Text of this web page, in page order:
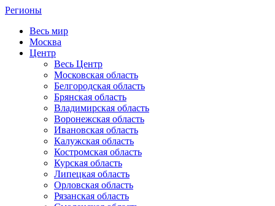
Регионы
Весь мир
Москва
Центр
Весь Центр
Московская область
Белгородская область
Брянская область
Владимирская область
Воронежская область
Ивановская область
Калужская область
Костромская область
Курская область
Липецкая область
Орловская область
Рязанская область